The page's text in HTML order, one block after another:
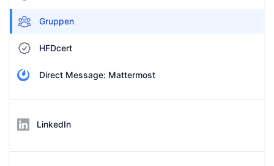
Gruppen
HFDcert
Direct Message: Mattermost
LinkedIn